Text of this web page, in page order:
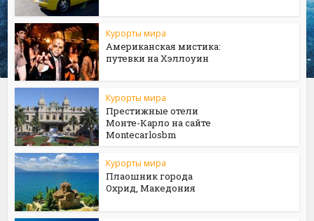
Курорты мира
Американская мистика:
путевки на Хэллоуин
Курорты мира
Престижные отели
Монте-Карло на сайте
Мontecarlosbm
Курорты мира
Плаошник города
Охрид, Македония